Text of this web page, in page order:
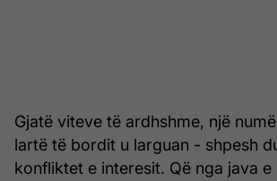
Gjatë viteve të ardhshme, një
lartë të bordit u larguan - shpesh
konfliktet e interesit. Që nga java